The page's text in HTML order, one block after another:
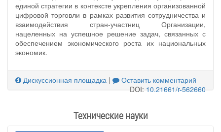
единой стратегии в контексте укрепления организованной
цифровой торговли в рамках развития сотрудничества и
взаимодействия стран-участниц Организации,
нацеленных на успешное решение задач, связанных с
обеспечением экономического роста их национальных
экономик.
Дискуссионная площадка |
Оставить комментарий
DOI:10.21661/r-562660
Технические науки